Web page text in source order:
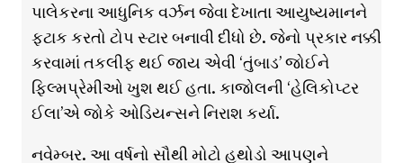
પાલેકરના આધુનિક વર્ઝન જેવા દેખાતા આયુષ્યમાનને
ફટાક કરતો ટોપ સ્ટાર બનાવી દીધો છે. જેનો પ્રકાર નક્કી
કરવામાં તકલીફ થઈ જાય એવી ‘તુંબાડ’ જોઈને
ફિલ્મપ્રેમીઓ ખુશ થઈ હતા. કાજોલની ‘હેલિકોપ્ટર
ઈલા’એ જોકે ઓડિયન્સને નિરાશ કર્યા.
નવેમ્બર. આ વર્ષનો સૌથી મોટો હથોડો આપણને